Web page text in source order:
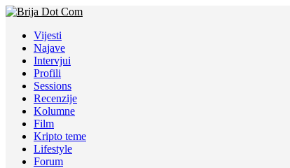
Vijesti
Najave
Intervjui
Profili
Sessions
Recenzije
Kolumne
Film
Kripto teme
Lifestyle
Forum